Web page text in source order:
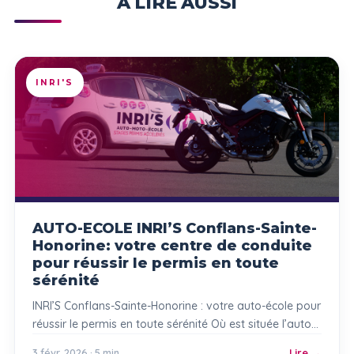
INRI'S
AUTO-ECOLE INRI’S Conflans-Sainte-
Honorine: votre centre de conduite
pour réussir le permis en toute
sérénité
INRI’S Conflans-Sainte-Honorine : votre auto-école pour
réussir le permis en toute sérénité Où est située l’auto-